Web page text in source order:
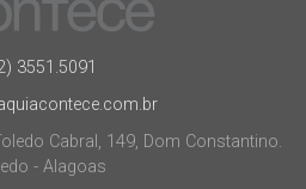
3551.5091
Cabral, 149, Dom Constantino.
- Alagoas